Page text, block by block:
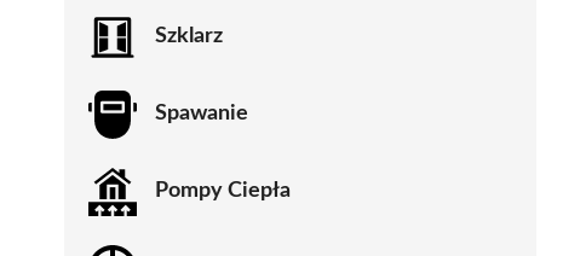
Szklarz
Spawanie
Pompy Ciepła